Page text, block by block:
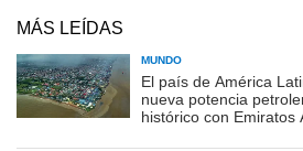
MÁS LEÍDAS
MUNDO
El país de América
nueva potencia
histórico con Emiratos